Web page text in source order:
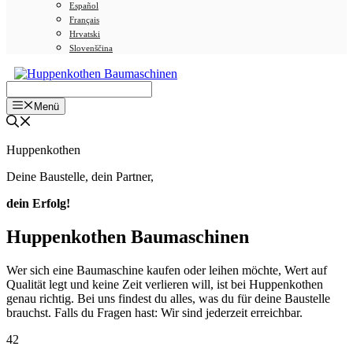
Español
Français
Hrvatski
Slovenščina
Menü
Huppenkothen
Deine Baustelle, dein Partner,
dein Erfolg!
Huppenkothen Baumaschinen
Wer sich eine Baumaschine kaufen oder leihen möchte, Wert auf
Qualität legt und keine Zeit verlieren will, ist bei Huppenkothen
genau richtig. Bei uns findest du alles, was du für deine Baustelle
brauchst. Falls du Fragen hast: Wir sind jederzeit erreichbar.
42